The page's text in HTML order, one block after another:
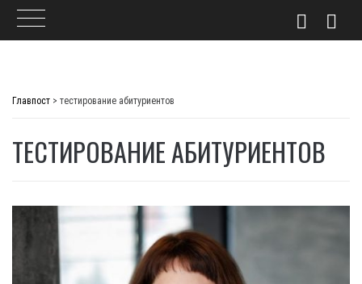
Главпост > тестирование абитуриентов
ТЕСТИРОВАНИЕ АБИТУРИЕНТОВ